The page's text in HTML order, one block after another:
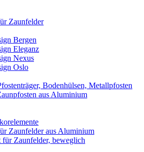
Zaunfelder
Bergen
Eleganz
Nexus
Oslo
Bodenhülsen, Metallpfosten
aus Aluminium
Zaunfelder aus Aluminium
für Zaunfelder, beweglich